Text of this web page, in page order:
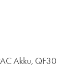
Akku, QF30